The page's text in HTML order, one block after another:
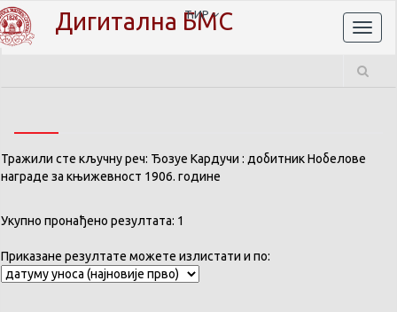
Дигитална БМС
ЋИР
Тражили сте кључну реч: Ђозуе Кардучи : добитник Нобелове
награде за књижевност 1906. године
Укупно пронађено резултата: 1
Приказане резултате можете излистати и по: